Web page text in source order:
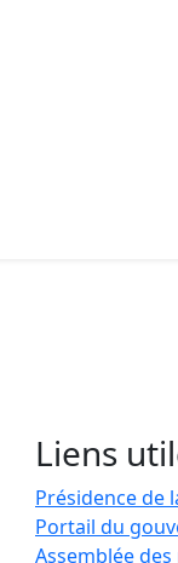
Liens
Présidence de
Portail du
Assemblée